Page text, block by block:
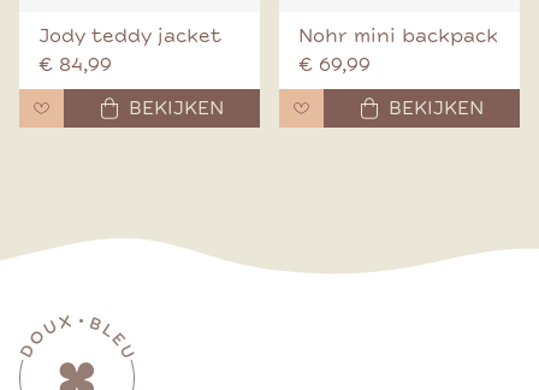
Jody teddy jacket
€ 84,99
BEKIJKEN
Nohr mini backpack
€ 69,99
BEKIJKEN